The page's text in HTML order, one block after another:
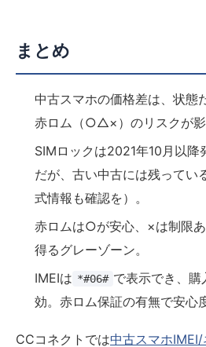
まとめ
中古スマホの価格差は、状態
赤ロム（○△×）のリスクが影
SIMロックは2021年10月以降
だが、古い中古には残ってい
式情報も確認を）。
赤ロムは○が安心、×は制限
得るグレーゾーン。
IMEIは *#06# で表示でき、
効。赤ロム保証の有無で安心
CCコネクトでは中古スマホ